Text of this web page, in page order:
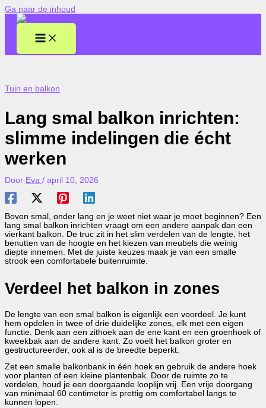
Ga naar de inhoud
Tuin en balkon
Lang smal balkon inrichten:
slimme indelingen die écht
werken
Door Eva / april 10, 2026
Boven smal, onder lang en je weet niet waar je moet beginnen? Een
lang smal balkon inrichten vraagt om een andere aanpak dan een
vierkant balkon. De truc zit in het slim verdelen van de lengte, het
benutten van de hoogte en het kiezen van meubels die weinig
diepte innemen. Met de juiste keuzes maak je van een smalle
strook een comfortabele buitenruimte.
Verdeel het balkon in zones
De lengte van een smal balkon is eigenlijk een voordeel. Je kunt
hem opdelen in twee of drie duidelijke zones, elk met een eigen
functie. Denk aan een zithoek aan de ene kant en een groenhoek of
kweekbak aan de andere kant. Zo voelt het balkon groter en
gestructureerder, ook al is de breedte beperkt.
Zet een smalle balkonbank in één hoek en gebruik de andere hoek
voor planten of een kleine plantenbak. Door de ruimte zo te
verdelen, houd je een doorgaande looplijn vrij. Een vrije doorgang
van minimaal 60 centimeter is prettig om comfortabel langs te
kunnen lopen.